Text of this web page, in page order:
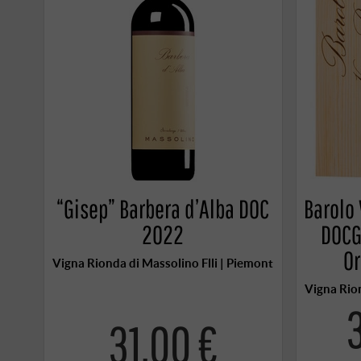
“Gisep” Barbera d’Alba DOC
2022
Vigna Rionda di Massolino Flli | Piemont
31,00 €
Vigna